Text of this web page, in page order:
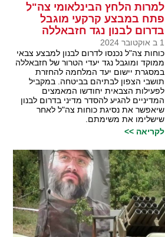
למרות הלחץ הבינלאומי צה"ל
פתח במבצע קרקעי מוגבל
בדרום לבנון נגד חזבאללה
1 ב אוקטובר 2024
כוחות צה"ל נכנסו לדרום לבנון למבצע צבאי
ממוקד ומוגבל נגד יעדי הטרור של חזבאללה
במסגרת יישום יעד המלחמה להחזרת
תושבי הצפון לבתיהם בביטחה. במקביל
לפעילות הצבאית יחודשו המאמצים
המדיניים להגיע להסדר מדיני בדרום לבנון
שיאפשר את נסיגת כוחות צה"ל לאחר
שישלימו את משימתם.
לקריאה >>